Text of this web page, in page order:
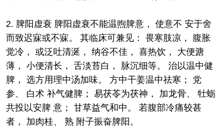
2. 脾阳虚衰 脾阳虚衰不能温煦脾意， 使意不 安于舍
而致迟寐或不寐。 其临床可兼见： 畏寒肢凉， 腹胀
觉冷， 或泛吐清涎， 纳谷不佳， 喜热饮， 大便溏
薄， 小便清长， 舌淡苔白， 脉沉细等。 治以温中健
脾， 选方用理中汤加味。 方中干姜温中祛寒； 党
参、 白术 补气健脾； 易茯苓为茯神， 加龙骨、 牡蛎
共投以安脾 意； 甘草益气和中。 若腹部冷痛较甚
者， 加肉桂、 熟 附子振奋脾阳。